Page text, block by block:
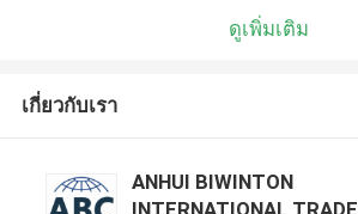
ดูเพิ่มเติม
เกี่ยวกับเรา
ANHUI BIWINTON